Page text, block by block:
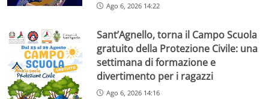
Ago 6, 2026 14:22
Sant’Agnello, torna il Campo Scuola
gratuito della Protezione Civile: una
settimana di formazione e
divertimento per i ragazzi
Ago 6, 2026 14:16